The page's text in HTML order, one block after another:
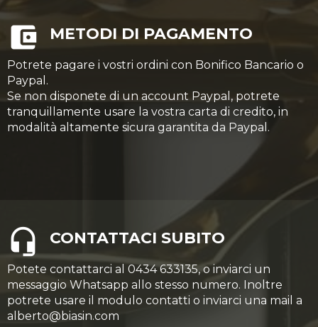
METODI DI PAGAMENTO
Potrete pagare i vostri ordini con Bonifico Bancario o
Paypal.
Se non disponete di un account Paypal, potrete
tranquillamente usare la vostra carta di credito, in
modalità altamente sicura garantita da Paypal.
CONTATTACI SUBITO
Potete contattarci al 0434 633135, o inviarci un
messaggio Whatsapp allo stesso numero. Inoltre
potrete usare il modulo contatti o inviarci una mail a
alberto@biasin.com